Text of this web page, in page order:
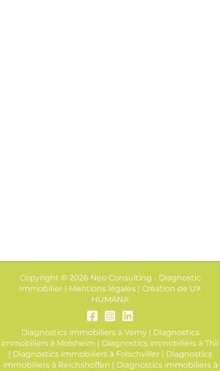
Copyright © 2026 Neo Consulting - Diagnostic
Immobilier | Mentions légales | Création de UX
HUMANA
Diagnostics immobiliers à Verny| Diagnostics
immobiliers à Molsheim | Diagnostics immobiliers à Thil
| Diagnostics immobiliers à Folschviller| Diagnostics
immobiliers à Reichshoffen | Diagnostics immobiliers à